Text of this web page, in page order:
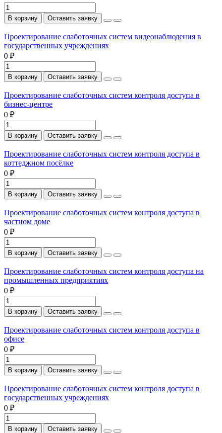
В корзину Оставить заявку
Проектирование слаботочных систем видеонаблюдения в
государственных учреждениях
0 ₽
В корзину Оставить заявку
Проектирование слаботочных систем контроля доступа в
бизнес-центре
0 ₽
В корзину Оставить заявку
Проектирование слаботочных систем контроля доступа в
коттеджном посёлке
0 ₽
В корзину Оставить заявку
Проектирование слаботочных систем контроля доступа в
частном доме
0 ₽
В корзину Оставить заявку
Проектирование слаботочных систем контроля доступа на
промышленных предприятиях
0 ₽
В корзину Оставить заявку
Проектирование слаботочных систем контроля доступа в
офисе
0 ₽
В корзину Оставить заявку
Проектирование слаботочных систем контроля доступа в
государственных учреждениях
0 ₽
В корзину Оставить заявку